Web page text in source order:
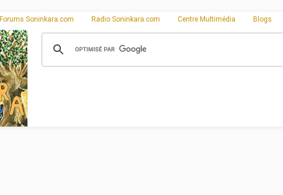
Forums Soninkara.com Radio Soninkara.com Centre Multimédia Blogs